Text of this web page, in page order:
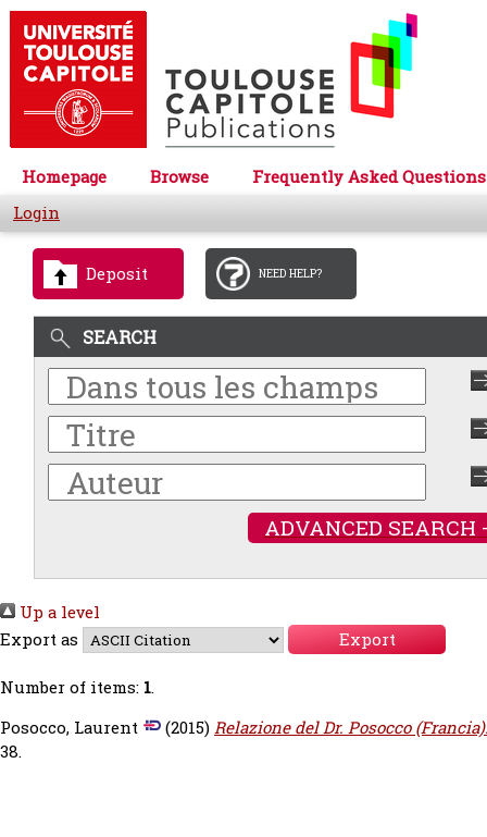
Homepage Browse
Frequently Asked Questions
Login
Deposit NEED HELP?
SEARCH
ADVANCED SEARCH
Up a level
Export as
Number of items: 1.
Posocco, Laurent
(2015)Relazione del Dr. Posocco
38.